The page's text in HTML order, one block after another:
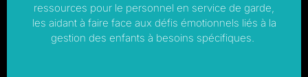
ressources pour le personnel en service de garde,
les aidant à faire face aux défis émotionnels liés à la
gestion des enfants à besoins spécifiques.